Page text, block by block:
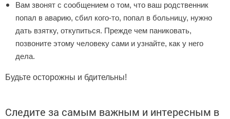
Вам звонят с сообщением о том, что ваш родственник
попал в аварию, сбил кого-то, попал в больницу, нужно
дать взятку, откупиться. Прежде чем паниковать,
позвоните этому человеку сами и узнайте, как у него
дела.
Будьте осторожны и бдительны!
Следите за самым важным и интересным в